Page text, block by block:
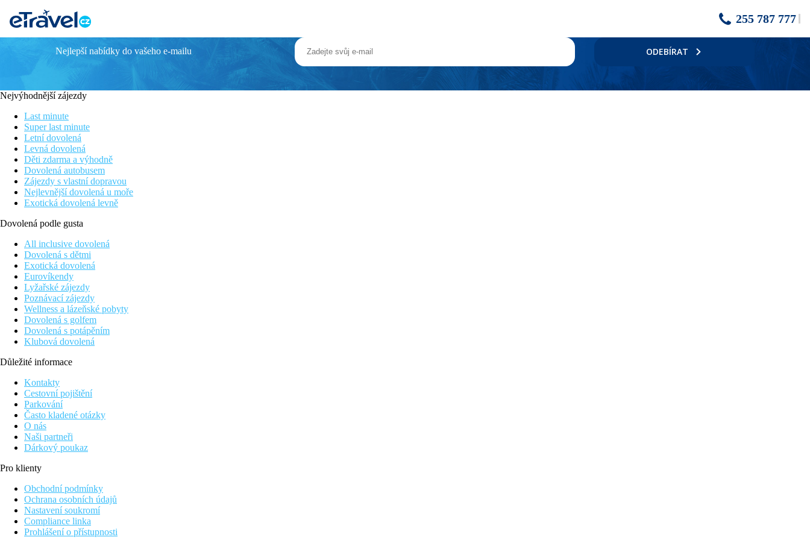
255 787 777
Nejlepší nabídky do vašeho e-mailu ODEBÍRAT
Nejvýhodnější zájezdy
Last minute
Super last minute
Letní dovolená
Levná dovolená
Děti zdarma a výhodně
Dovolená autobusem
Zájezdy s vlastní dopravou
Nejlevnější dovolená u moře
Exotická dovolená levně
Dovolená podle gusta
All inclusive dovolená
Dovolená s dětmi
Exotická dovolená
Eurovíkendy
Lyžařské zájezdy
Poznávací zájezdy
Wellness a lázeňské pobyty
Dovolená s golfem
Dovolená s potápěním
Klubová dovolená
Důležité informace
Kontakty
Cestovní pojištění
Parkování
Často kladené otázky
O nás
Naši partneři
Dárkový poukaz
Pro klienty
Obchodní podmínky
Ochrana osobních údajů
Nastavení soukromí
Compliance linka
Prohlášení o přístupnosti